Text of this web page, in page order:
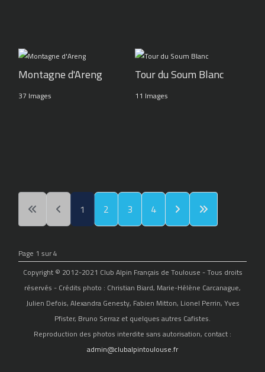
Montagne d'Areng
37 Images
Tour du Soum Blanc
11 Images
1 2 3 4
Page 1 sur 4
Copyright © 2012-2021 Club Alpin Français de Toulouse - Tous droits
réservés - Crédits photo : Christian Biard, Marie-Hélène Carcanague,
Julien Defois, Alexandra Genesty, Fabien Mitton, Lionel Perrin, Yves
Pfister, Bruno Serraz et quelques autres Cafistes.
Reproduction des photos interdite sans autorisation, contact :
admin@clubalpintoulouse.fr